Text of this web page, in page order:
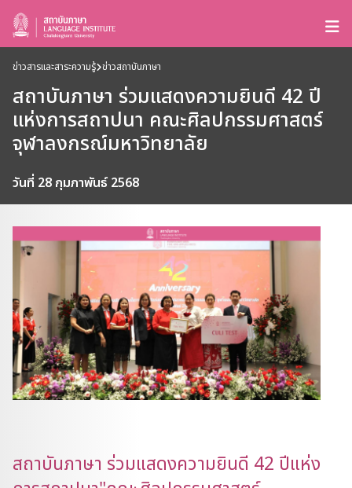
ข่าวสารและสาระความรู้ ข่าวสถาบันภาษา
สถาบันภาษา ร่วมแสดงความยินดี 42 ปี
แห่งการสถาปนา คณะศิลปกรรมศาสตร์
จุฬาลงกรณ์มหาวิทยาลัย
วันที่ 28 กุมภาพันธ์ 2568
สถาบันภาษา ร่วมแสดงความยินดี 42 ปีแห่ง